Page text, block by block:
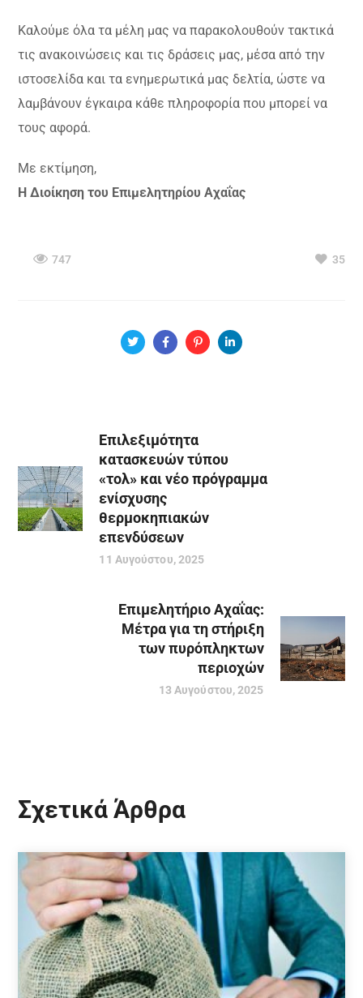
Καλούμε όλα τα μέλη μας να παρακολουθούν τακτικά
τις ανακοινώσεις και τις δράσεις μας, μέσα από την
ιστοσελίδα και τα ενημερωτικά μας δελτία, ώστε να
λαμβάνουν έγκαιρα κάθε πληροφορία που μπορεί να
τους αφορά.
Με εκτίμηση,
Η Διοίκηση του Επιμελητηρίου Αχαΐας
747 35
Επιλεξιμότητα
κατασκευών τύπου
«τολ» και νέο πρόγραμμα
ενίσχυσης
θερμοκηπιακών
επενδύσεων
11 Αυγούστου, 2025
Επιμελητήριο Αχαΐας:
Mέτρα για τη στήριξη
των πυρόπληκτων
περιοχών
13 Αυγούστου, 2025
Σχετικά Άρθρα